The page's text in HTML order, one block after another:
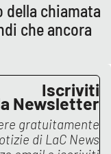
della chiamata
che ancora
Iscriviti
Newsletter
gratuitamente
di LaC News